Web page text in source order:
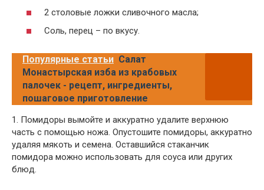
2 столовые ложки сливочного масла;
Соль, перец – по вкусу.
Популярные статьи Салат
Монастырская изба из крабовых
палочек - рецепт, ингредиенты,
пошаговое приготовление
1. Помидоры вымойте и аккуратно удалите верхнюю
часть с помощью ножа. Опустошите помидоры, аккуратно
удаляя мякоть и семена. Оставшийся стаканчик
помидора можно использовать для соуса или других
блюд.